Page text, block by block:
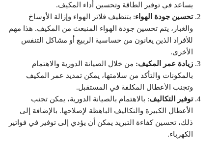
يساعد في توفير الطاقة وتحسين أداء المكيف.
تحسين جودة الهواء: بتنظيف فلاتر الهواء وإزالة الأوساخ
والغبار، يتم تحسين جودة الهواء المنبعث من المكيف. هذا مهم
للأفراد الذين يعانون من حساسية الربيع أو مشاكل التنفس
الأخرى.
زيادة عمر المكيف: من خلال الصيانة الدورية والاهتمام
بالمكونات والتأكد من سلامتها، يمكن تمديد عمر المكيف
وتجنب الأعطال المكلفة في المستقبل.
توفير التكاليف: بالاهتمام بالصيانة الدورية، يمكن تجنب
الأعطال الكبيرة والتكاليف الباهظة لإصلاحها. بالإضافة إلى
ذلك، تحسين كفاءة التبريد يمكن أن يؤدي إلى توفير في فواتير
الكهرباء.